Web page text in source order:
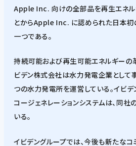
Apple Inc. 向けの全部品を再生エネル
とからApple Inc. に認められた日本初
一つである。
持続可能および再生可能エネルギーの
ビデン株式会社は水力発電企業として
つの水力発電所を運営している。イビ
コージェネレーションシステムは、同
いる。
イビデングループでは、今後も新たなコ